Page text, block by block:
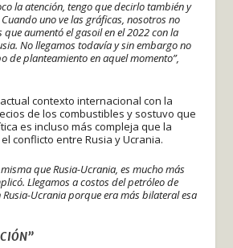
la atención, tengo que decirlo también y
uno ve las gráficas, nosotros no
que aumentó el gasoil en el 2022 con la
No llegamos todavía y sin embargo no
de planteamiento en aquel momento”,
contexto internacional con la
de los combustibles y sostuvo que
es incluso más compleja que la
conflicto entre Rusia y Ucrania.
que Rusia-Ucrania, es mucho más
Llegamos a costos del petróleo de
Rusia-Ucrania porque era más bilateral esa